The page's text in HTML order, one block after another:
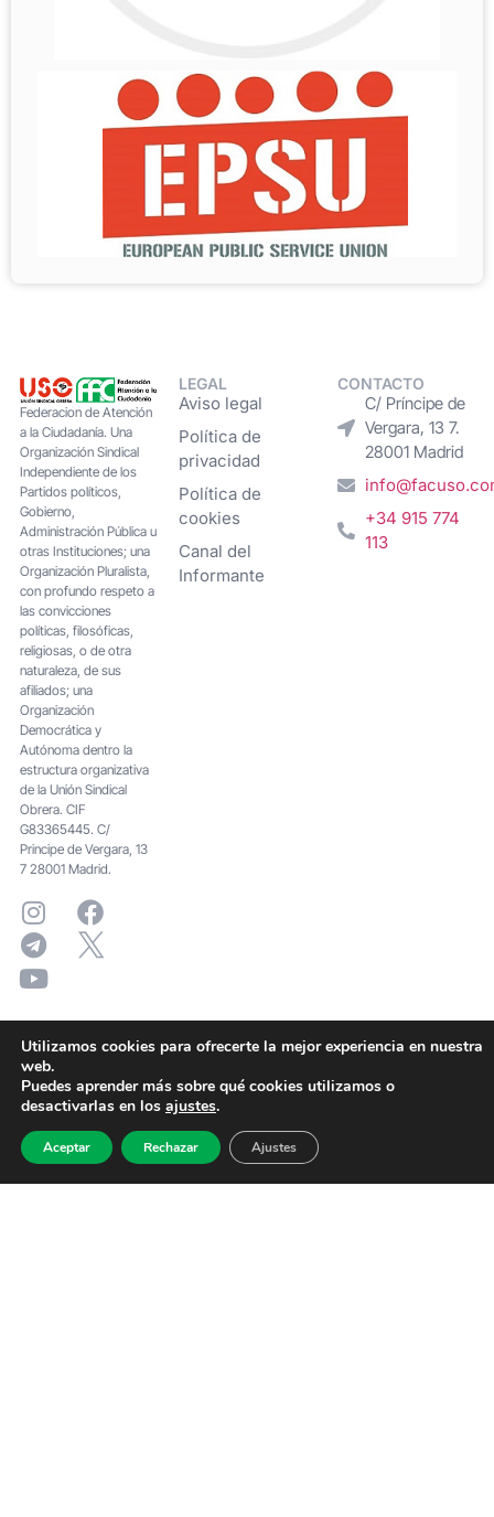
Federacion de Atención
a la Ciudadanía. Una
Organización Sindical
Independiente de los
Partidos políticos,
Gobierno,
Administración Pública u
otras Instituciones; una
Organización Pluralista,
con profundo respeto a
las convicciones
políticas, filosóficas,
religiosas, o de otra
naturaleza, de sus
afiliados; una
Organización
Democrática y
Autónoma dentro la
estructura organizativa
de la Unión Sindical
Obrera. CIF
G83365445. C/
Principe de Vergara, 13
7 28001 Madrid.
LEGAL
Aviso legal
Política de
privacidad
Política de
cookies
Canal del
Informante
CONTACTO
C/ Príncipe de
Vergara, 13 7.
28001 Madrid
+34 915 774
113
Utilizamos cookies para ofrecerte la mejor experiencia en nuestra
web.
Puedes aprender más sobre qué cookies utilizamos o
desactivarlas en los ajustes.
Aceptar Rechazar Ajustes